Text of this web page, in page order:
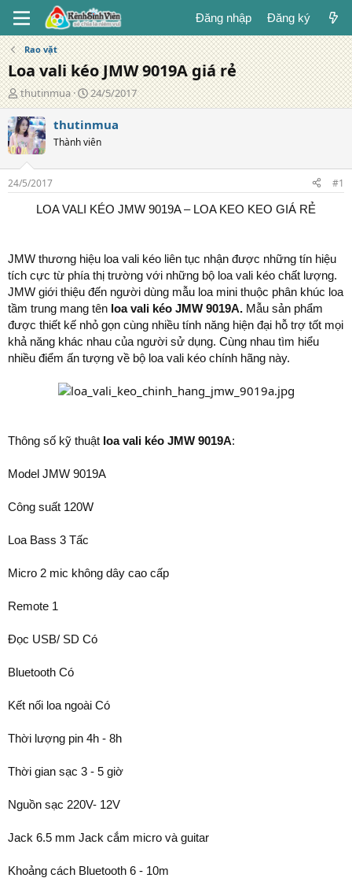
Đăng nhập Đăng ký
Rao vặt
Loa vali kéo JMW 9019A giá rẻ
T
á
c
g
i
ả
thutinmua
N
g
à
y
đ
g
24/5/2017
thutinmua
Thành viên
24/5/2017
#1
LOA VALI KÉO JMW 9019A – LOA KEO KEO GIÁ RẺ
JMW thương hiệu loa vali kéo liên tục nhận được những tín hiệu
tích cực từ phía thị trường với những bộ loa vali kéo chất lượng.
JMW giới thiệu đến người dùng mẫu loa mini thuộc phân khúc loa
tầm trung mang tên loa vali kéo JMW 9019A. Mẫu sản phẩm
được thiết kế nhỏ gọn cùng nhiều tính năng hiện đại hỗ trợ tốt mọi
khả năng khác nhau của người sử dụng. Cùng nhau tìm hiểu
nhiều điểm ấn tượng về bộ loa vali kéo chính hãng này.
Thông số kỹ thuật loa vali kéo JMW 9019A:
Model JMW 9019A
Công suất 120W
Loa Bass 3 Tấc
Micro 2 mic không dây cao cấp
Remote 1
Đọc USB/ SD Có
Bluetooth Có
Kết nối loa ngoài Có
Thời lượng pin 4h - 8h
Thời gian sạc 3 - 5 giờ
Nguồn sạc 220V- 12V
Jack 6.5 mm Jack cắm micro và guitar
Khoảng cách Bluetooth 6 - 10m